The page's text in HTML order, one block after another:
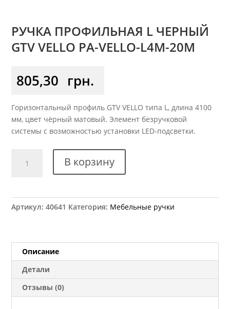
РУЧКА ПРОФИЛЬНАЯ L ЧЕРНЫЙ
GTV VELLO PA-VELLO-L4M-20M
805,30 грн.
Горизонтальный профиль GTV VELLO типа L, длина 4100
мм, цвет чёрный матовый. Элемент безручковой
системы с возможностью установки LED-подсветки.
товара
ЧЕРНЫЙ
PA-
VELLO-
L4M-
20M
В корзину
Артикул:40641 Категория: Мебельные ручки
Описание
Детали
Отзывы (0)